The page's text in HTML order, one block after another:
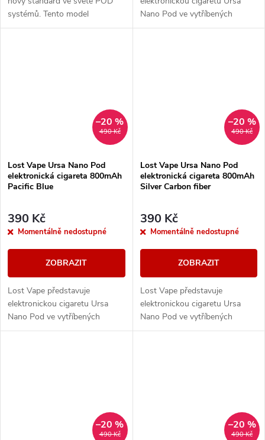
systémů. Tento model
kombinuje elegantní design s
Nano Pod ve vytříbených
barevných provedení. Tělo
490 Kč
–20 %
Lost Vape Ursa Nano Pod
elektronická cigareta 800mAh
Pacific Blue
390 Kč
Momentálně nedostupné
ZOBRAZIT
Lost Vape představuje
elektronickou cigaretu Ursa
Nano Pod ve vytříbených
barevných provedení. Tělo
490 Kč
–20 %
Lost Vape Ursa Nano Pod
elektronická cigareta 800mAh
Silver Carbon fiber
390 Kč
Momentálně nedostupné
ZOBRAZIT
Lost Vape představuje
elektronickou cigaretu Ursa
Nano Pod ve vytříbených
barevných provedení. Tělo
490 Kč
–20 %
490 Kč
–20 %